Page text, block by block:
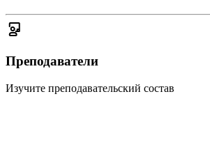
Преподаватели
Изучите преподавательский состав